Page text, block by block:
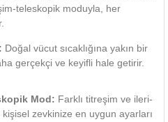
teleskopik moduyla, her
Doğal vücut sıcaklığına yakın bir
gerçekçi ve keyifli hale getirir.
Mod: Farklı titreşim ve ileri-
zevkinize en uygun ayarları